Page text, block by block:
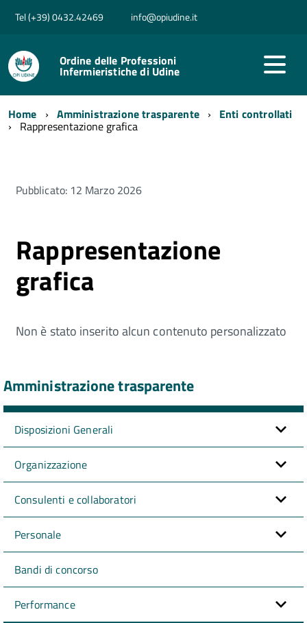
Tel (+39) 0432.42469 info@opiudine.it
Ordine delle Professioni
Infermieristiche di Udine
Home Amministrazione trasparente Enti controllati
Rappresentazione grafica
Pubblicato: 12 Marzo 2026
Rappresentazione
grafica
Non è stato inserito alcun contenuto personalizzato
Amministrazione trasparente
Disposizioni Generali
Organizzazione
Consulenti e collaboratori
Personale
Bandi di concorso
Performance